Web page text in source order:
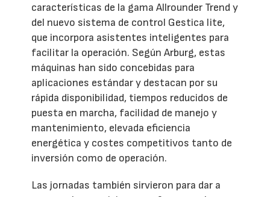
características de la gama Allrounder Trend y
del nuevo sistema de control Gestica lite,
que incorpora asistentes inteligentes para
facilitar la operación. Según Arburg, estas
máquinas han sido concebidas para
aplicaciones estándar y destacan por su
rápida disponibilidad, tiempos reducidos de
puesta en marcha, facilidad de manejo y
mantenimiento, elevada eficiencia
energética y costes competitivos tanto de
inversión como de operación.
Las jornadas también sirvieron para dar a